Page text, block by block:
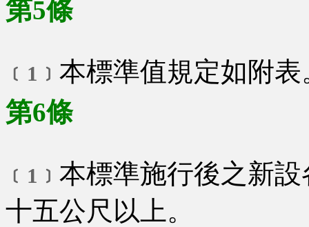
第5條
﹝1﹞ 本標準值規定如附表
第6條
﹝1﹞ 本標準施行後之新
十五公尺以上。